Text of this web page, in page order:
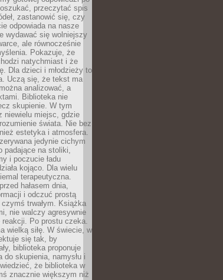
przeczytać spis
zastanowić się, czy
odpowiada na nasze
wydawać się wolniejszy
ale równocześnie
Pokazuje, że
natychmiast i że
Dla dzieci i młodzieży to
Uczą się, że tekst ma
analizować, a
Biblioteka nie
skupienie. W tym
niewielu miejsc, gdzie
świata. Nie bez
estetyka i atmosfera.
jedynie cichym
padające na stoliki,
i poczucie ładu
kojąco. Dla wielu
terapeutyczna.
hałasem dnia,
i odczuć prostą
trwałym. Książka
nie walczy agresywnie
Po prostu czeka.
wielką siłę. W świecie, w
się tak, by
biblioteka proponuje
do skupienia, namysłu i
że biblioteka w
znacznie większym niż